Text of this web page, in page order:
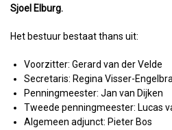
Sjoel Elburg.
Het bestuur bestaat thans uit:
Voorzitter: Gerard van der Velde
Secretaris: Regina Visser-
Penningmeester: Jan van Dijken
Tweede penningmeester: Lucas
Algemeen adjunct: Pieter Bos